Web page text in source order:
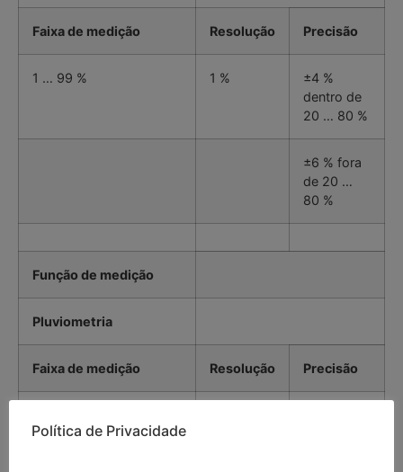
Faixa de medição Resolução Precisão
1 … 99 % 1 %
±4 %
dentro de
20 … 80 %
±6 % fora
de 20 …
80 %
Função de medição
Pluviometria
Faixa de medição Resolução Precisão
Política de Privacidade